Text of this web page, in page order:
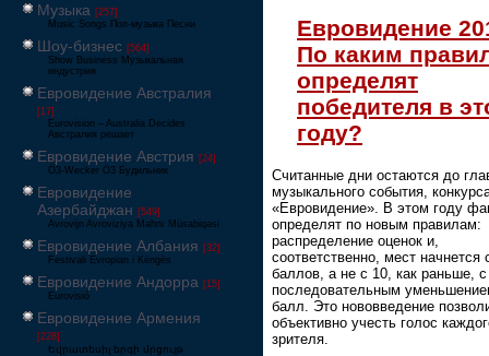
Музыка [257]
Music Songs Поп-музыка Песни
Шоу-бизнес [564]
Show Business Музыкальная
индустрия
Евровидение Австралия
[17]
Eurovision – Australia Decides
Австралия решает
Евровидение Австрия [24]
Ö3-Wecker Ö3 Будильник
Евровидение
Азербайджан [549]
Avrovijn Avroviziya Mahnı Müsabiqəsi
Евровидение Албания [32]
Festivali Evropian i Këngës
Евровидение Андорра [15]
Eurovisió
Евровидение Армения
[228]
Եվրատեսիլ երգի մրցույթ
Евровидение
По каким
определят
победителя в
году?
Считанные дни остаются до
музыкального события,
«Евровидение». В этом году
определят по новым правилам:
распределение оценок и,
соответственно, мест начнется
баллов, а не с 10, как раньше, с
последовательным
балл. Это нововведение
объективно учесть голос
зрителя.